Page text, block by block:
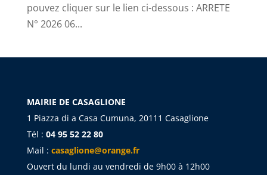
pouvez cliquer sur le lien ci-dessous : ARRETE
N° 2026 06...
MAIRIE DE CASAGLIONE
1 Piazza di a Casa Cumuna, 20111 Casaglione
Tél : 04 95 52 22 80
Mail : casaglione@orange.fr
Ouvert du lundi au vendredi de 9h00 à 12h00